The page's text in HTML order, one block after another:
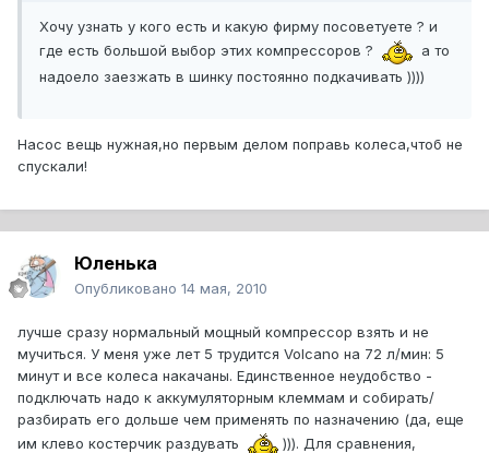
Хочу узнать у кого есть и какую фирму посоветуете ? и
где есть большой выбор этих компрессоров ?
а то
надоело заезжать в шинку постоянно подкачивать ))))
Насос вещь нужная,но первым делом поправь колеса,чтоб не
спускали!
Юленька
Опубликовано 14 мая, 2010
лучше сразу нормальный мощный компрессор взять и не
мучиться. У меня уже лет 5 трудится Volcano на 72 л/мин: 5
минут и все колеса накачаны. Единственное неудобство -
подключать надо к аккумуляторным клеммам и собирать/
разбирать его дольше чем применять по назначению (да, еще
им клево костерчик раздувать
))). Для сравнения,